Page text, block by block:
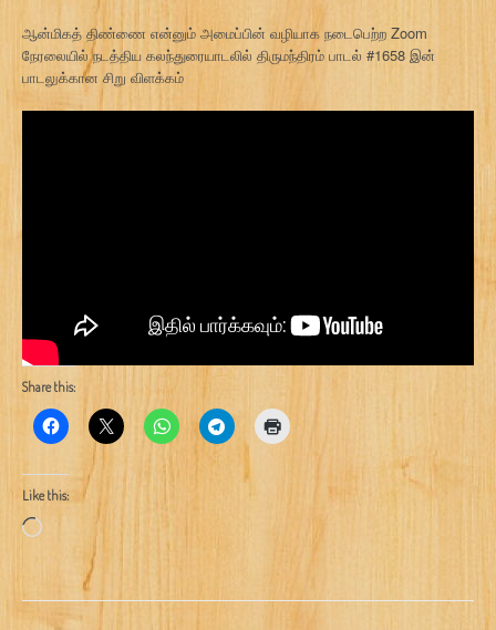
ஆன்மிகத் திண்ணை என்னும் அமைப்பின் வழியாக நடைபெற்ற Zoom
நேரலையில் நடத்திய கலந்துரையாடலில் திருமந்திரம் பாடல் #1658 இன்
பாடலுக்கான சிறு விளக்கம்
Share this:
Like this:
Loading…